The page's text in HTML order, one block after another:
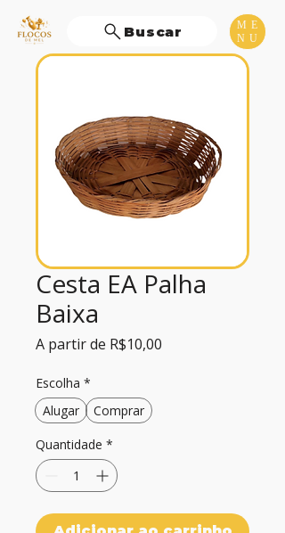
ME
NU
Buscar
Cesta EA Palha
Baixa
A partir de R$10,00
Escolha *
Alugar
Comprar
Quantidade *